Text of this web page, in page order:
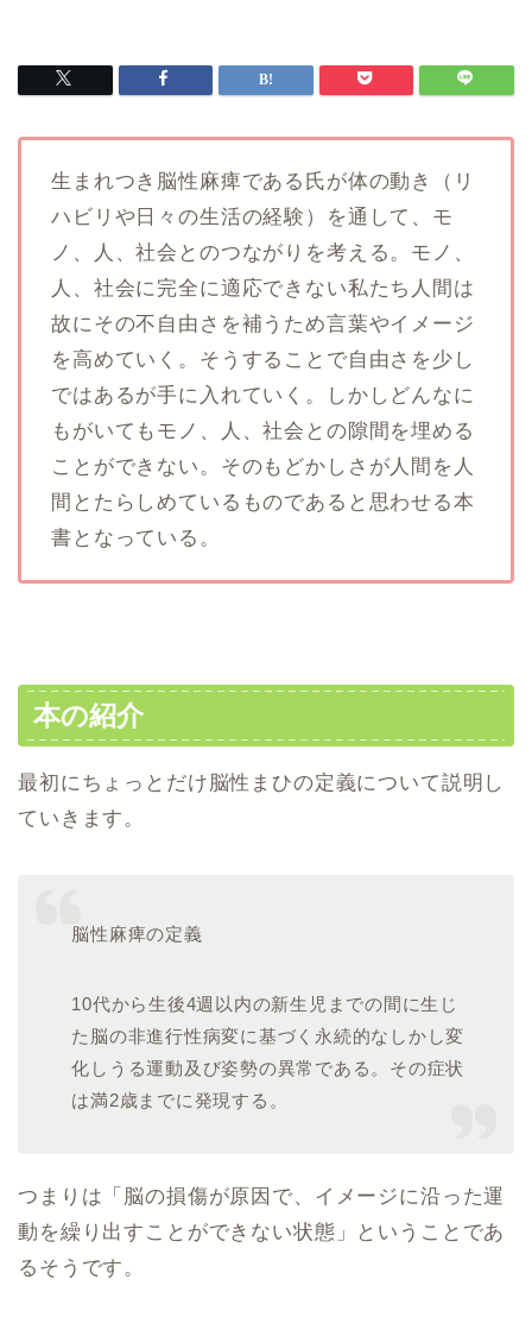
生まれつき脳性麻痺である氏が体の動き（リ
ハビリや日々の生活の経験）を通して、モ
ノ、人、社会とのつながりを考える。モノ、
人、社会に完全に適応できない私たち人間は
故にその不自由さを補うため言葉やイメージ
を高めていく。そうすることで自由さを少し
ではあるが手に入れていく。しかしどんなに
もがいてもモノ、人、社会との隙間を埋める
ことができない。そのもどかしさが人間を人
間とたらしめているものであると思わせる本
書となっている。
本の紹介
最初にちょっとだけ脳性まひの定義について説明し
ていきます。
脳性麻痺の定義
10代から生後4週以内の新生児までの間に生じ
た脳の非進行性病変に基づく永続的なしかし変
化しうる運動及び姿勢の異常である。その症状
は満2歳までに発現する。
つまりは「脳の損傷が原因で、イメージに沿った運
動を繰り出すことができない状態」ということであ
るそうです。